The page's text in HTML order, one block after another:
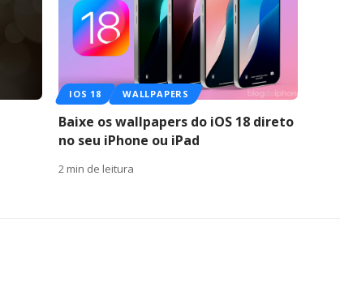
IOS 18 WALLPAPERS
Baixe os wallpapers do iOS 18 direto
no seu iPhone ou iPad
2 min de leitura